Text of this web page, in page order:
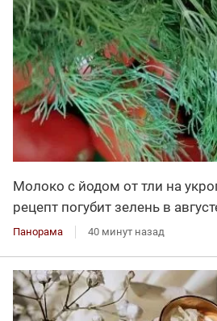
Молоко с йодом от тли на
рецепт погубит зелень в
Панорама 40 минут назад